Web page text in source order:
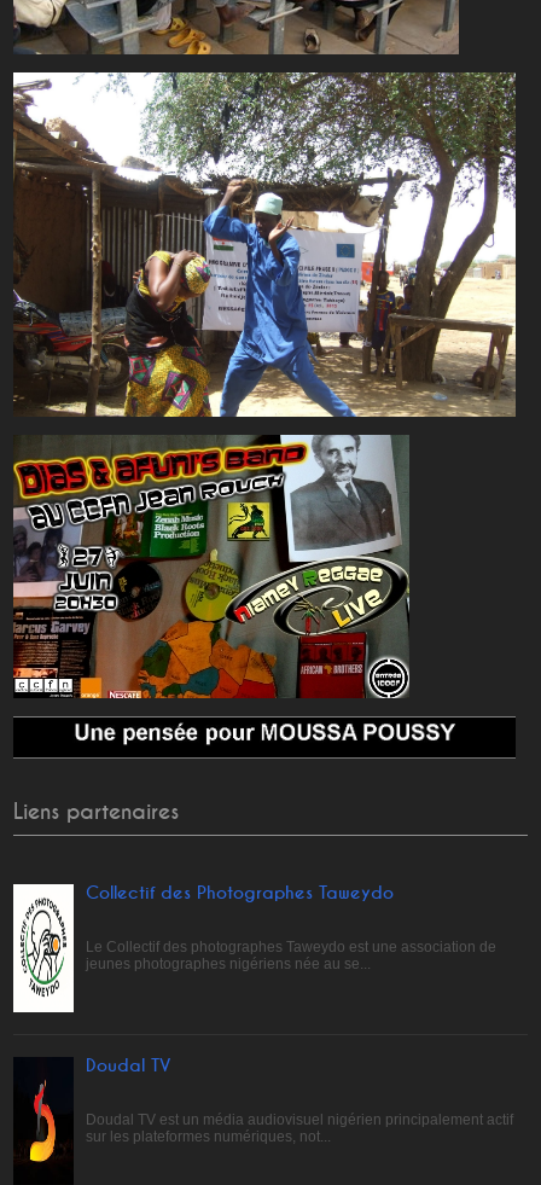
Liens partenaires
Collectif des Photographes Taweydo
Le Collectif des photographes Taweydo est une association de
jeunes photographes nigériens née au se...
Doudal TV
Doudal TV est un média audiovisuel nigérien principalement actif
sur les plateformes numériques, not...